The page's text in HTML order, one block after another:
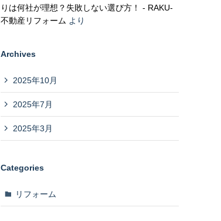
りは何社が理想？失敗しない選び方！ - RAKU-
不動産リフォーム より
Archives
2025年10月
2025年7月
2025年3月
Categories
リフォーム